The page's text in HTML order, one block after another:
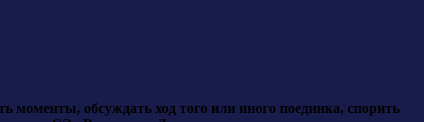
моменты, обсуждать ход того или иного поединка, спорить